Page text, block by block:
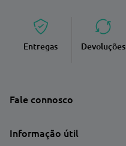
Entregas Devoluções
Fale connosco
Informação útil